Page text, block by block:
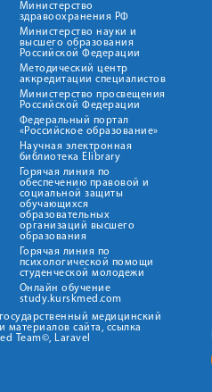
Министерство
здравоохранения РФ
Министерство науки и
высшего образования
Российской Федерации
Методический центр
аккредитации специалистов
Министерство просвещения
Российской Федерации
Федеральный портал
«Российское образование»
Научная электронная
библиотека Elibrary
Горячая линия по
обеспечению правовой и
социальной защиты
обучающихся
образовательных
организаций высшего
образования
Горячая линия по
психологической помощи
студенческой молодежи
Онлайн обучение
study.kurskmed.com
медицинский
материалов сайта, ссылка
Team©, Laravel